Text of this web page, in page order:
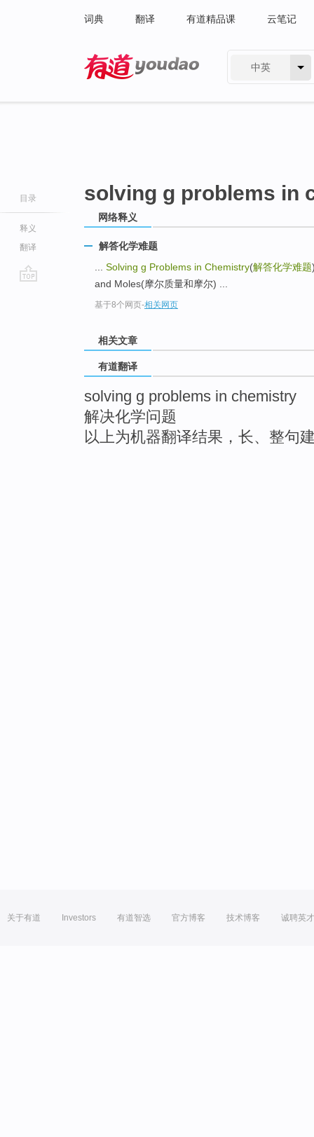
词典 翻译 有道精品课 云笔记
中英
目录
释义
翻译
solving g problems in
网络释义
解答化学难题
Solving g Problems in Chemistry(解答化学难题
and Moles(摩尔质量和摩尔) ...
基于8个网页-相关网页
相关文章
有道翻译
solving g problems in chemistry
解决化学问题
以上为机器翻译结果，长、整句
关于有道 Investors 有道智选 官方博客 技术博客 诚聘英才